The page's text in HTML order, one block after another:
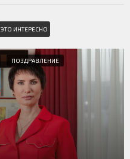
ЭТО ИНТЕРЕСНО
ПОЗДРАВЛЕНИЕ